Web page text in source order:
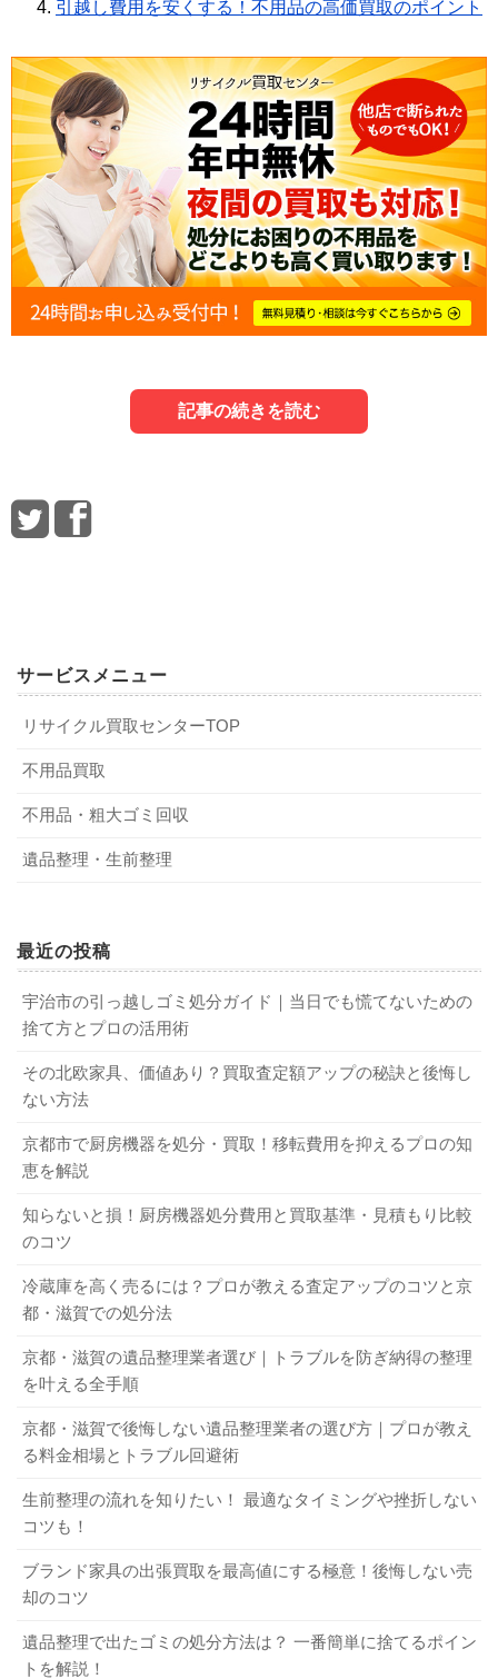
引越し費用を安くする！不用品の高価買取のポイント
記事の続きを読む
分ルール
普段のゴミ収集に出す場合
衣類や小物など、指定のゴミ袋に入る大きさのものは、通
チック製容器包装」などの収集日に出すことができます。
ただし、一度に出せるのは「片手で持てる重さで2袋まで」
大型ごみ（粗大ごみ）として出す場合
家具や自転車、布団など、京都市が定める大型の不用品は
「大型ごみ」として、事前の申し込みによる有料収集とな
予約し、コンビニなどで「粗大ごみ処理手数料券」を購入
して貼り付け、指定日に排出します。予約が混み合うた
め、引越しの2週間～1ヶ月前には連絡するのが賢明です。
市では回収できないもの
以下の品物は、市の収集では一切処分できません。専門の
業者や販売店に依頼する必要があります。
家電リサイクル法対象品目：エアコン、テレビ、冷蔵
庫・冷凍庫、洗濯機・衣類乾燥機
パソコンリサイクル法の対象品目： デスクトップパソ
コン、ノートパソコン、ディスプレイ
金庫、バイクなど
関連記事 パソコンディスプレイを廃棄する際の手順や具体的な方法を詳しく解説
れ？
とにかく安く済ませたい、手間と時間をかけられる方
→【1・2】京都市の収集サービスや自己搬入が最適で
す。
→【5】不用品買取・回収業者が最もスピーディで確
実です。
→【4・5】買取業者、または買取もできる回収業者に
→【3】引越し業者のサービスを利用するのも手で
関連記事
4．引越し費用を安くする！不用品の高価買
処分費用を節約し、引越し費用を捻出するためにも、高価
買取のポイントを押さえておきましょう。
買取対象になりやすいもの
家電製品：
機、エアコン、電子レンジなど。
家具：デザイナーズ家具、ブランド家具、状態の良い
その他：オーディオ機器、楽器、自転車、骨董品な
サービスメニュー
リサイクル買取センターTOP
不用品買取
不用品・粗大ゴミ回収
遺品整理・生前整理
最近の投稿
宇治市の引っ越しゴミ処分ガイド｜当日でも慌てないための
捨て方とプロの活用術
その北欧家具、価値あり？買取査定額アップの秘訣と後悔し
ない方法
京都市で厨房機器を処分・買取！移転費用を抑えるプロの知
恵を解説
知らないと損！厨房機器処分費用と買取基準・見積もり比較
のコツ
冷蔵庫を高く売るには？プロが教える査定アップのコツと京
都・滋賀での処分法
京都・滋賀の遺品整理業者選び｜トラブルを防ぎ納得の整理
を叶える全手順
京都・滋賀で後悔しない遺品整理業者の選び方｜プロが教え
る料金相場とトラブル回避術
生前整理の流れを知りたい！ 最適なタイミングや挫折しない
コツも！
ブランド家具の出張買取を最高値にする極意！後悔しない売
却のコツ
遺品整理で出たゴミの処分方法は？ 一番簡単に捨てるポイン
トを解説！